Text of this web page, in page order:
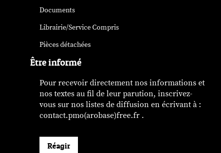
Documents
Librairie/Service Compris
Pièces détachées
Être informé
Pour recevoir directement nos informations et
nos textes au fil de leur parution, inscrivez-
vous sur nos listes de diffusion en écrivant à :
contact.pmo(arobase)free.fr .
Réagir